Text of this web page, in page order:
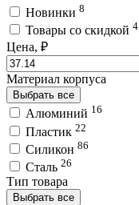
Новинки 8
Товары со скидкой 4
Цена, ₽
Материал корпуса
Выбрать все
Алюминий 16
Пластик 22
Силикон 86
Сталь 26
Тип товара
Выбрать все